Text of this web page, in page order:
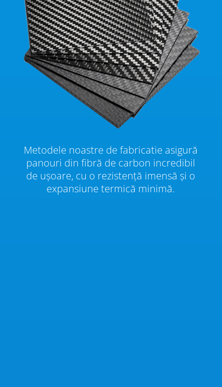
Metodele noastre de fabricatie asigură
panouri din fibră de carbon incredibil
de ușoare, cu o rezistență imensă și o
expansiune termică minimă.